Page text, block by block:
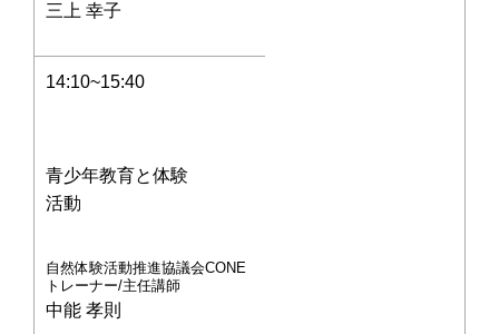
三上 幸子
14:10~15:40
青少年教育と体験
活動
自然体験活動推進協議会CONE
トレーナー/主任講師
中能 孝則